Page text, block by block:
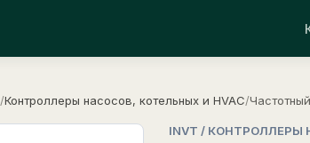
/Контроллеры насосов, котельных и HVAC/
INVT / КОНТРОЛЛЕРЫ